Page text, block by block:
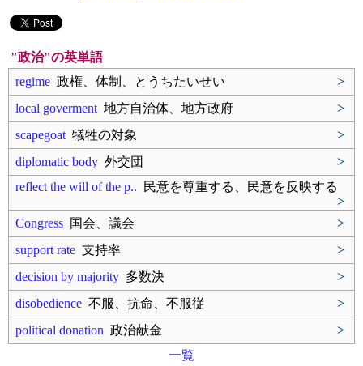
"政治"の英単語
regime 政権、体制、とうちたいせい
>
local goverment 地方自治体、地方政府
>
scapegoat 犠牲の対象
>
diplomatic body 外交団
>
reflect the will of the p.. 民意を尊重する、民意を反映する
>
Congress 国会、議会
>
support rate 支持率
>
decision by majority 多数決
>
disobedience 不服、抗命、不服従
>
political donation 政治献金
>
一覧